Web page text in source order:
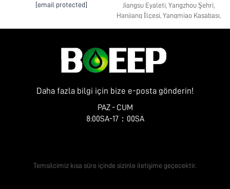
[email protected]
Jiangsu Eyaleti, Yangzhou Şehri,
Hanjiang İlçesi, Yangmiao Kasabası,
Daha fazla bilgi için bize e-posta gönderin!
PAZ - CUM
8:00SA-17：00SA
Temsilcimiz kısa süre içinde sizinle iletişime geçecektir.